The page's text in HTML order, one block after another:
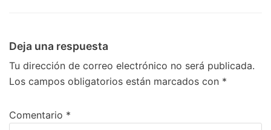
Deja una respuesta
Tu dirección de correo electrónico no será publicada.
Los campos obligatorios están marcados con *
Comentario *